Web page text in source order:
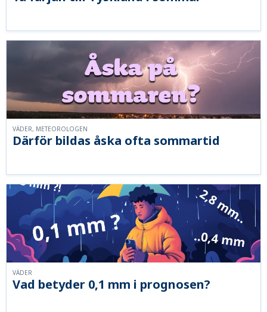
Därför bildas åska ofta sommartid
VÄDER, METEOROLOGEN
Vad betyder 0,1 mm i prognosen?
VÄDER